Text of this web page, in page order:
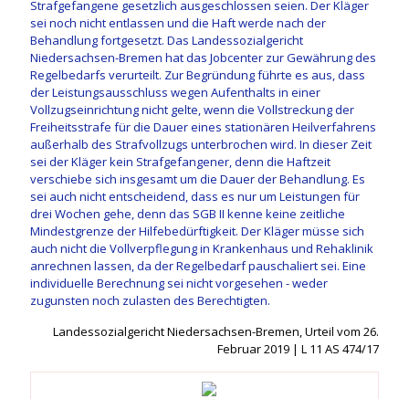
Strafgefangene gesetzlich ausgeschlossen seien. Der Kläger
sei noch nicht entlassen und die Haft werde nach der
Behandlung fortgesetzt. Das Landessozialgericht
Niedersachsen-Bremen hat das Jobcenter zur Gewährung des
Regelbedarfs verurteilt. Zur Begründung führte es aus, dass
der Leistungsausschluss wegen Aufenthalts in einer
Vollzugseinrichtung nicht gelte, wenn die Vollstreckung der
Freiheitsstrafe für die Dauer eines stationären Heilverfahrens
außerhalb des Strafvollzugs unterbrochen wird. In dieser Zeit
sei der Kläger kein Strafgefangener, denn die Haftzeit
verschiebe sich insgesamt um die Dauer der Behandlung. Es
sei auch nicht entscheidend, dass es nur um Leistungen für
drei Wochen gehe, denn das SGB II kenne keine zeitliche
Mindestgrenze der Hilfebedürftigkeit. Der Kläger müsse sich
auch nicht die Vollverpflegung in Krankenhaus und Rehaklinik
anrechnen lassen, da der Regelbedarf pauschaliert sei. Eine
individuelle Berechnung sei nicht vorgesehen - weder
zugunsten noch zulasten des Berechtigten.
Landessozialgericht Niedersachsen-Bremen,Urteil vom 26.
Februar 2019 | L 11 AS 474/17